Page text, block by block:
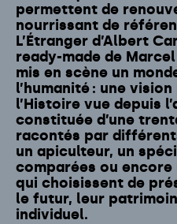
permettent de
nourrissant de
L’Étranger d’Albert
ready-made de
mis en scène un
l’humanité : une
l’Histoire vue depuis
constituée d’une
racontés par
un apiculteur, un
comparées ou
qui choisissent de
le futur, leur
individuel.